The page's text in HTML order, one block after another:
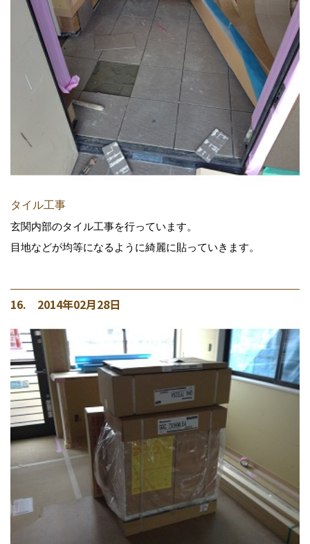
タイル工事
玄関内部のタイル工事を行っています。
目地などが均等になるように綺麗に貼っていきます。
16. 2014年02月28日